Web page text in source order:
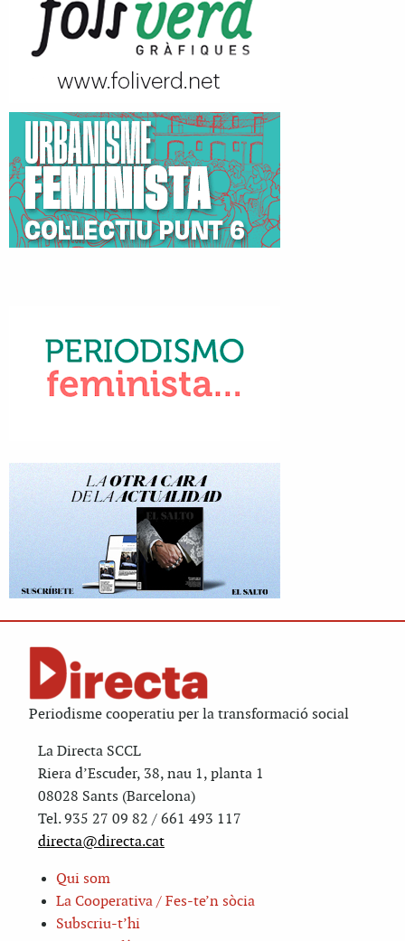
Periodisme cooperatiu per la transformació social
La Directa SCCL
Riera d’Escuder, 38, nau 1, planta 1
08028 Sants (Barcelona)
Tel. 935 27 09 82 / 661 493 117
directa@directa.cat
Qui som
La Cooperativa / Fes-te’n sòcia
Subscriu-t’hi